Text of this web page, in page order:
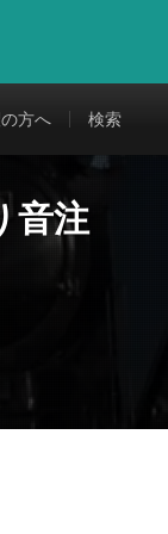
方へ 検索
音注